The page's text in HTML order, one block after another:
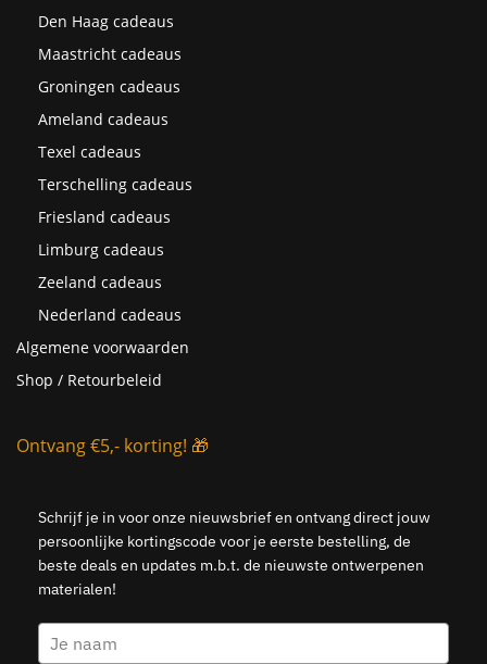
Den Haag cadeaus
Maastricht cadeaus
Groningen cadeaus
Ameland cadeaus
Texel cadeaus
Terschelling cadeaus
Friesland cadeaus
Limburg cadeaus
Zeeland cadeaus
Nederland cadeaus
Algemene voorwaarden
Shop / Retourbeleid
Ontvang €5,- korting! 🎁
Schrijf je in voor onze nieuwsbrief en ontvang direct jouw
persoonlijke kortingscode voor je eerste bestelling, de
beste deals en updates m.b.t. de nieuwste ontwerpenen
materialen!